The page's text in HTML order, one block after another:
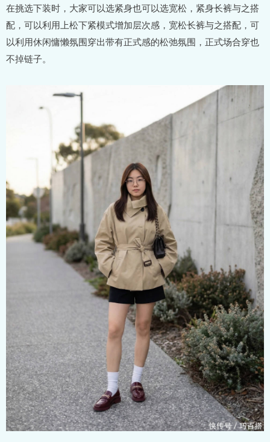
在挑选下装时，大家可以选紧身也可以选宽松，紧身长裤与之搭
配，可以利用上松下紧模式增加层次感，宽松长裤与之搭配，可
以利用休闲慵懒氛围穿出带有正式感的松弛氛围，正式场合穿也
不掉链子。